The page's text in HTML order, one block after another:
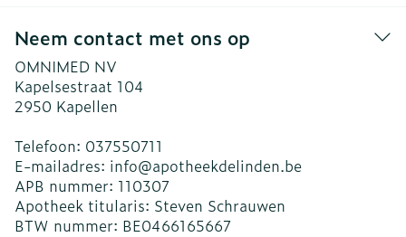
Neem contact met ons op
OMNIMED NV
Kapelsestraat 104
2950 Kapellen
Telefoon: 037550711
E-mailadres: info@apotheekdelinden.be
APB nummer: 110307
Apotheek titularis: Steven Schrauwen
BTW nummer: BE0466165667